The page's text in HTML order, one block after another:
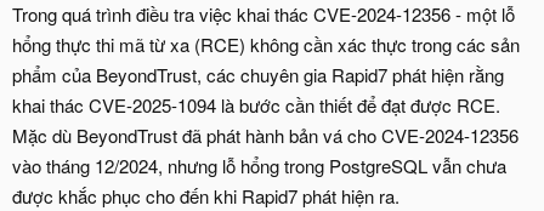
Trong quá trình điều tra việc khai thác CVE-2024-12356 - một lỗ
hổng thực thi mã từ xa (RCE) không cần xác thực trong các sản
phẩm của BeyondTrust, các chuyên gia Rapid7 phát hiện rằng
khai thác CVE-2025-1094 là bước cần thiết để đạt được RCE.
Mặc dù BeyondTrust đã phát hành bản vá cho CVE-2024-12356
vào tháng 12/2024, nhưng lỗ hổng trong PostgreSQL vẫn chưa
được khắc phục cho đến khi Rapid7 phát hiện ra.